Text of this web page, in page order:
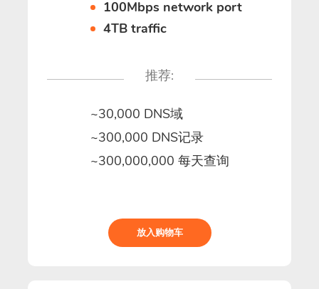
100Mbps network port
4TB traffic
推荐:
~30,000 DNS域
~300,000 DNS记录
~300,000,000 每天查询
放入购物车